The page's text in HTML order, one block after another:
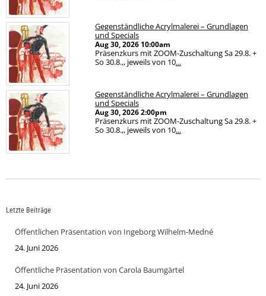
Gegenständliche Acrylmalerei – Grundlagen
und Specials
Aug 30, 2026 10:00am
Präsenzkurs mit ZOOM-Zuschaltung Sa 29.8. +
So 30.8.,, jeweils von 10...
Gegenständliche Acrylmalerei – Grundlagen
und Specials
Aug 30, 20262:00pm
Präsenzkurs mit ZOOM-Zuschaltung Sa 29.8. +
So 30.8.,, jeweils von 10...
Letzte Beiträge
Öffentlichen Präsentation von Ingeborg Wilhelm-Medné
24. Juni 2026
Öffentliche Präsentation von Carola Baumgärtel
24. Juni 2026